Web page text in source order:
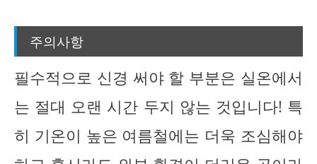
주의사항
필수적으로 신경 써야 할 부분은 실온에서
는 절대 오랜 시간 두지 않는 것입니다! 특
히 기온이 높은 여름철에는 더욱 조심해야